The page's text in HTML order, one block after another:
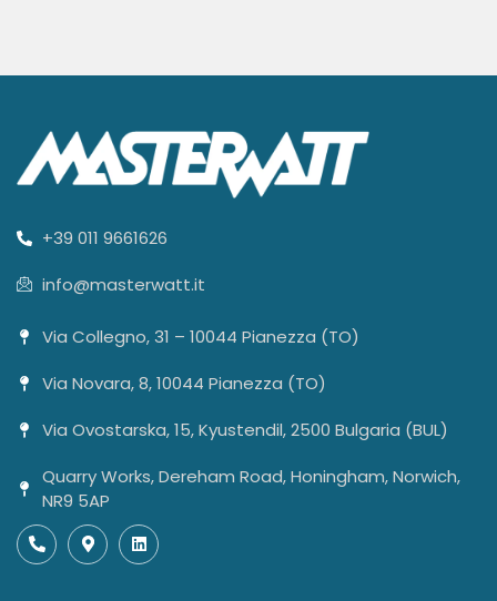
+39 011 9661626
info@masterwatt.it
Via Collegno, 31 – 10044 Pianezza (TO)
Via Novara, 8, 10044 Pianezza (TO)
Via Ovostarska, 15, Kyustendil, 2500 Bulgaria (BUL)
Quarry Works, Dereham Road, Honingham, Norwich,
NR9 5AP